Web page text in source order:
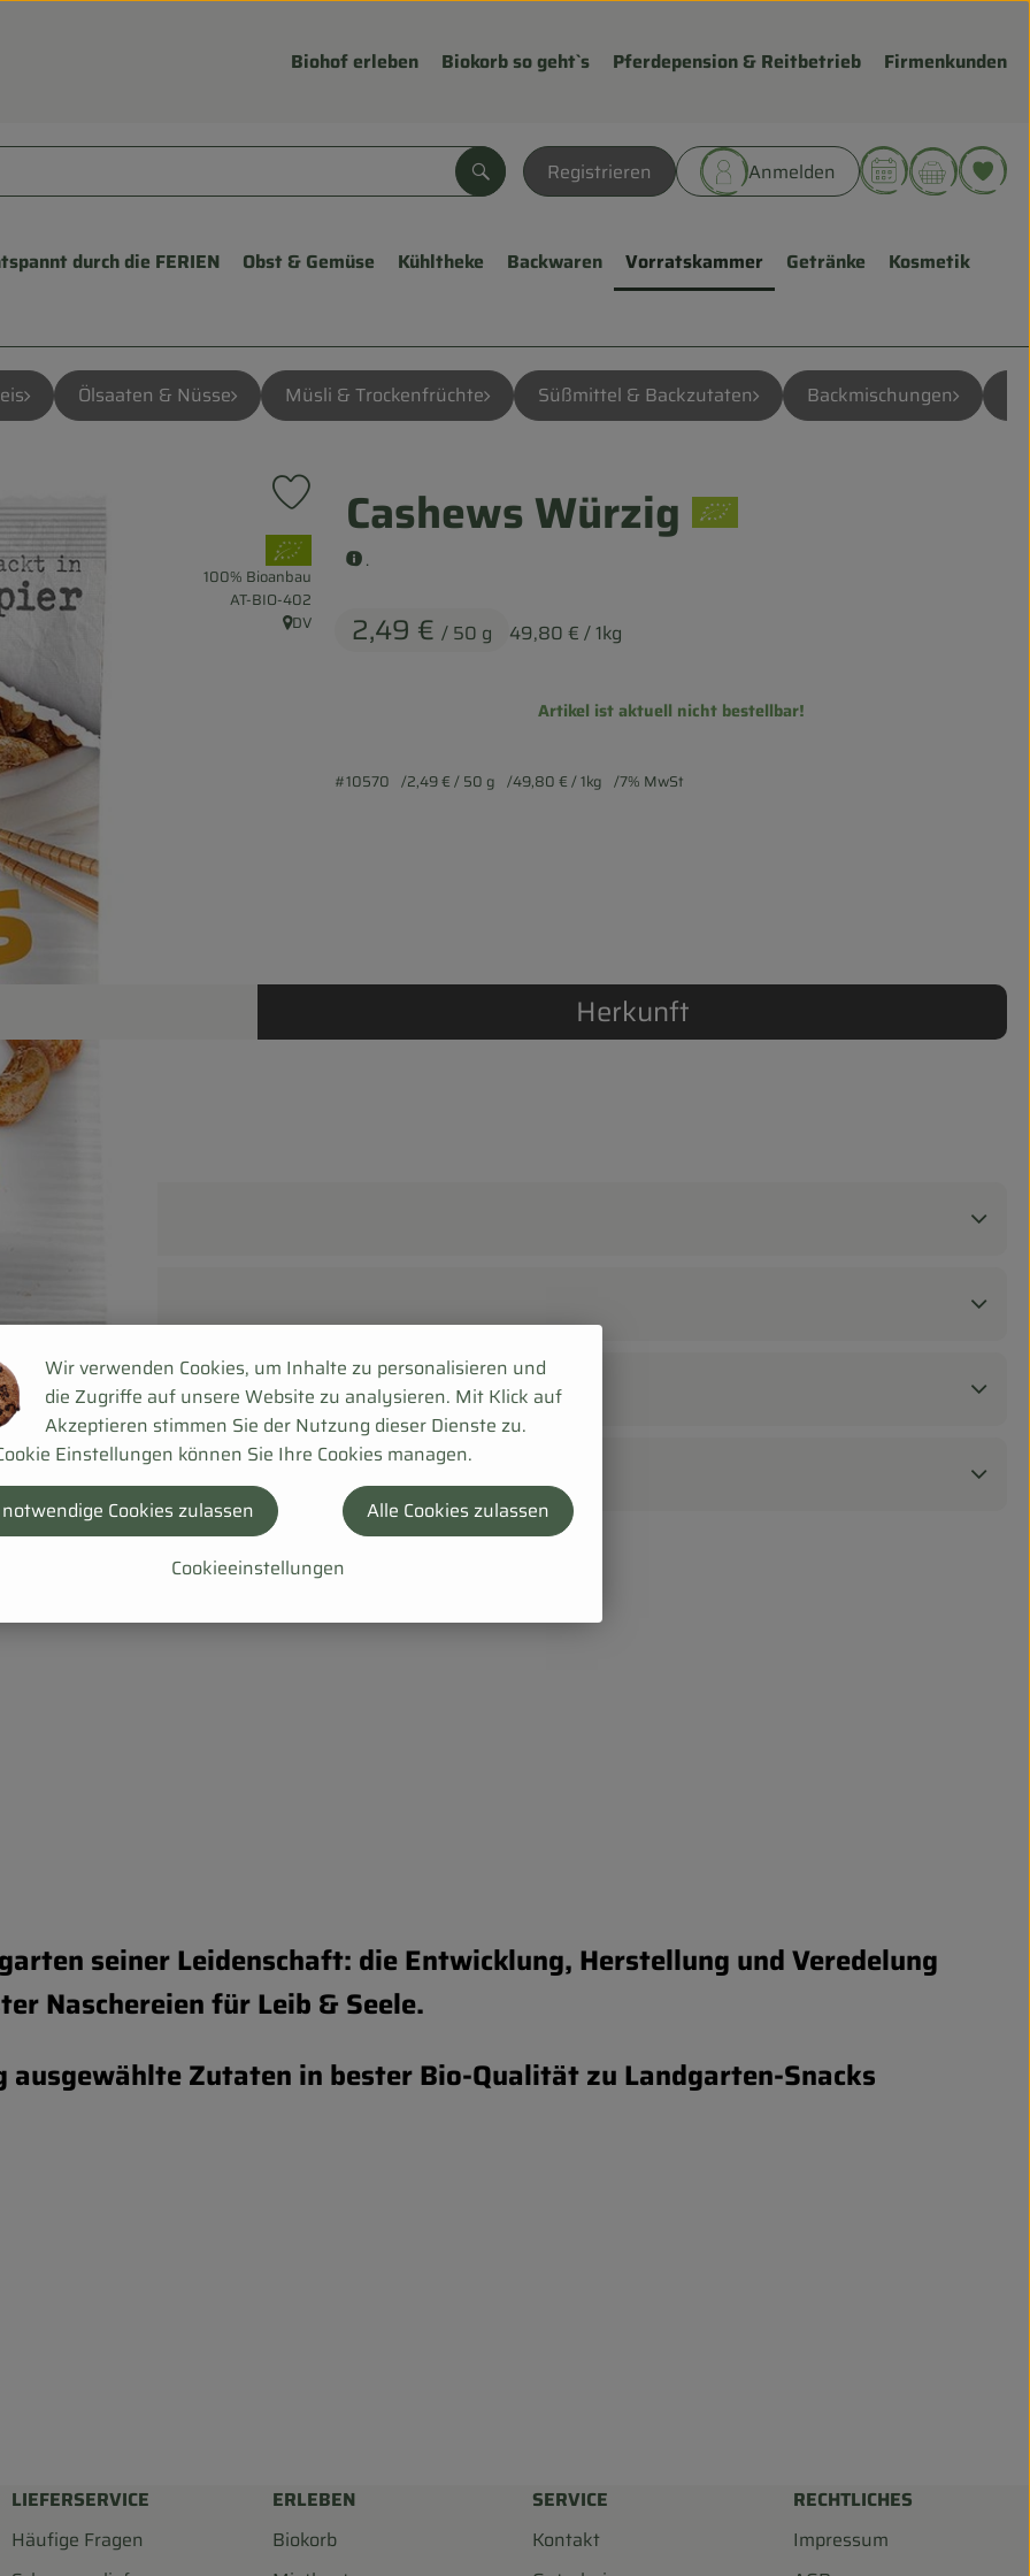
Biohof erleben Biokorb so geht`s Pferdepension & Reitbetrieb Firmenkunden
Registrieren Anmelden
Suchen
durch die FERIEN Obst & Gemüse Kühltheke Backwaren Vorratskammer Getränke Kosmetik
Ölsaaten & Nüsse Müsli & Trockenfrüchte Süßmittel & Backzutaten Backmischungen
Cashews Würzig
.
2,49 € / 50 g 49,80 € / 1kg
Produkt zu Favouriten hinzufügen
, Verband:
100% Bioanbau
, Kontrollstelle:
AT-BIO-402
, Herkunft:
DV
Artikel ist aktuell nicht bestellbar!
#10570 2,49 €/ 50 g 49,80 €/ 1kg 7% MwSt
Herkunft
seiner Leidenschaft: die Entwicklung, Herstellung und Veredelung
Naschereien für Leib & Seele.
Zutaten in bester Bio-Qualität zu Landgarten-Snacks
LIEFERSERVICE
Häufige Fragen
ERLEBEN
Biokorb
SERVICE
Kontakt
RECHTLICHES
Impressum
Wir verwenden Cookies, um Inhalte zu personalisieren und
die Zugriffe auf unsere Website zu analysieren. Mit Klick auf
Akzeptieren stimmen Sie der Nutzung dieser Dienste zu.
Einstellungen können Sie Ihre Cookies managen.
Cookieeinstellungen
Cookies zulassen Alle Cookies zulassen